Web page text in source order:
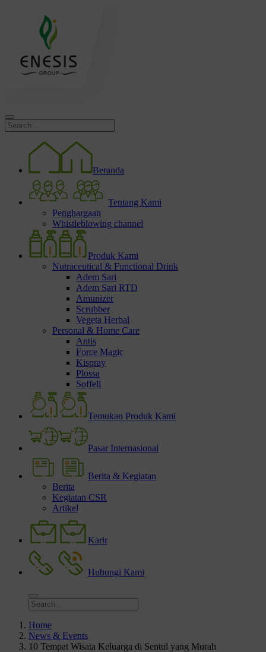
Beranda
Tentang Kami
Penghargaan
Whistleblowing channel
Produk Kami
Nutraceutical & Functional Drink
Adem Sari
Adem Sari RTD
Amunizer
Scrubber
Vegeta Herbal
Personal & Home Care
Antis
Force Magic
Kispray
Plossa
Soffell
Temukan Produk Kami
Pasar Internasional
Berita & Kegiatan
Berita
Kegiatan CSR
Artikel
Karir
Hubungi Kami
Home
News & Events
10 Tempat Wisata Keluarga di Sentul yang Murah